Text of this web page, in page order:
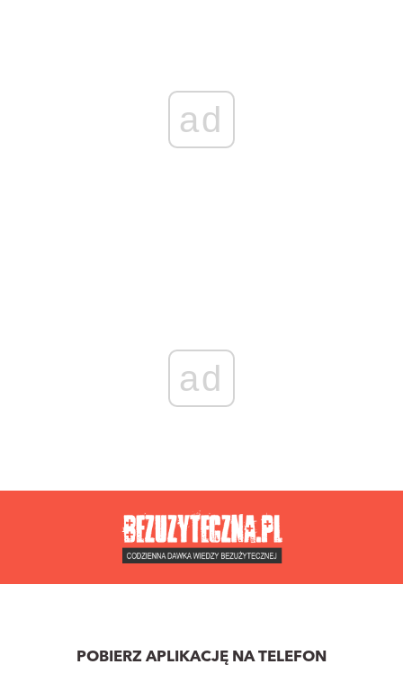
ad
ad
POBIERZ APLIKACJĘ NA TELEFON